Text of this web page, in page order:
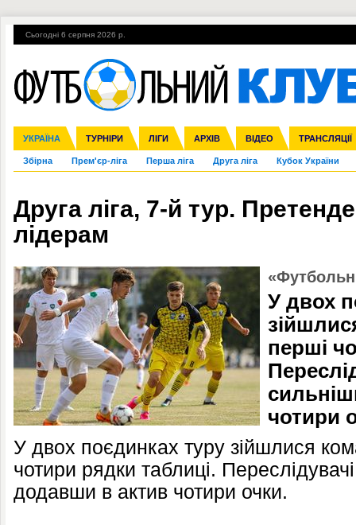
Сьогодні 6 серпня 2026 р.
УКРАЇНА ТУРНІРИ ЛІГИ АРХІВ ВІДЕО ТРАНСЛЯЦІЇ
Збірна Прем'єр-ліга Перша ліга Друга ліга Кубок України
Ліга чемпіонів Ліга Європи Міжнародні Ліга націй Ліга
Англія Іспанія Італія Німеччина Франція Інші
ЧС-2014 ЄВРО-2016 Росія Кубок конфедерацій ЧЄ-2015 (U-
Гарячі теми УПЛ, 1-й тур ВІЙНА УПЛ-ПЕРЕХОДИ
Друга ліга, 7-й тур.
лідерам
У двох
перші
чотири
У двох поєдинках туру зійшлися
чотири рядки таблиці.
додавши в актив чотири очки.